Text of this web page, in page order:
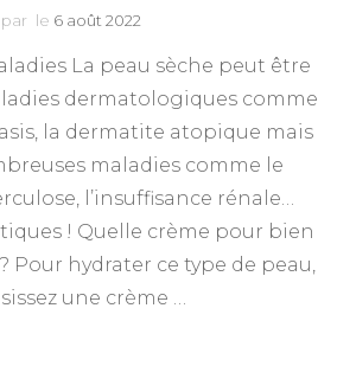
par le 6 août 2022
La peau sèche peut être
dermatologiques comme
la dermatite atopique mais
maladies comme le
l’insuffisance rénale…
! Quelle crème pour bien
Pour hydrater ce type de peau,
une crème …